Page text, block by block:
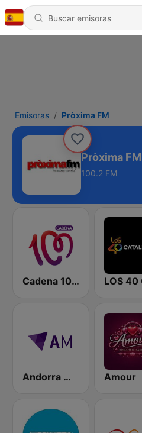
Emisoras Pròxima FM
Pròxima FM
100.2 FM
Cadena 100 Andorra
Andorra Música Amour